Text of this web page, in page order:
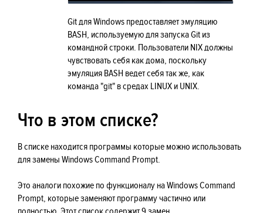
Git для Windows предоставляет эмуляцию
BASH, используемую для запуска Git из
командной строки. Пользователи NIX должны
чувствовать себя как дома, поскольку
эмуляция BASH ведет себя так же, как
команда "git" в средах LINUX и UNIX.
Что в этом списке?
В списке находится программы которые можно использовать
для замены Windows Command Prompt.
Это аналоги похожие по функционалу на Windows Command
Prompt, которые заменяют программу частично или